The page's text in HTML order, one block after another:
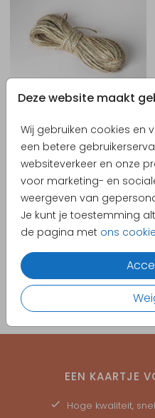
Deze website maakt
Wij gebruiken cookies en
een betere
websiteverkeer en onze
voor marketing- en
weergeven van
Je kunt je toestemming
de pagina met ons
EEN KAARTJE
Hoge kwaliteit,